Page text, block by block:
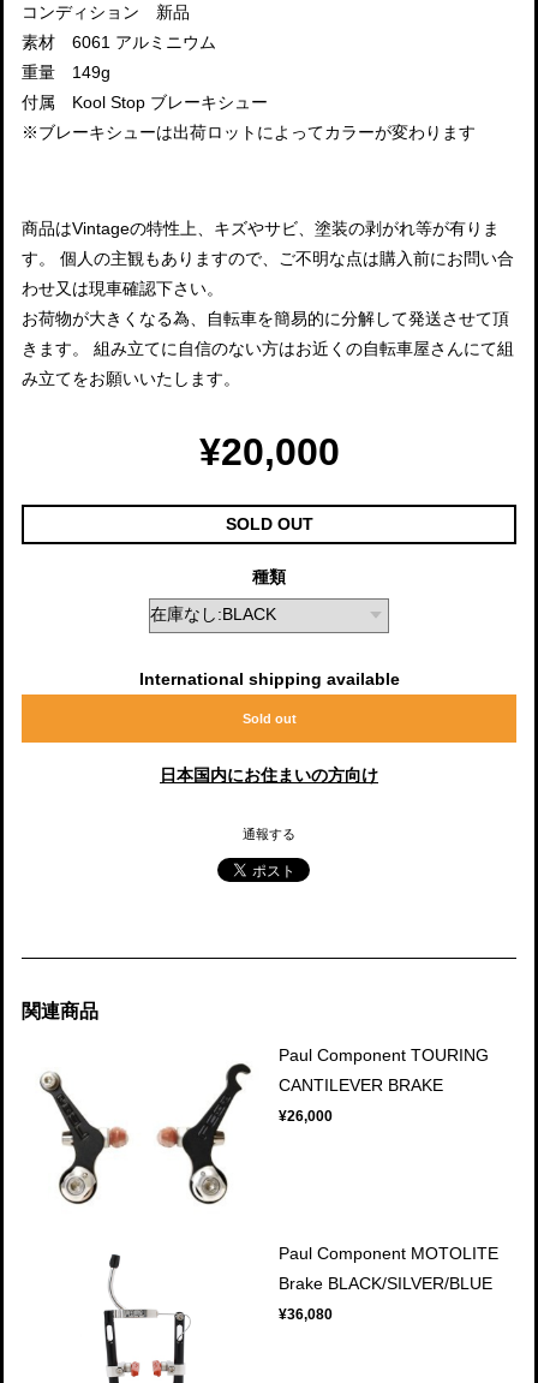
コンディション 新品
素材 6061 アルミニウム
重量 149g
付属 Kool Stop ブレーキシュー
※ブレーキシューは出荷ロットによってカラーが変わります
商品はVintageの特性上、キズやサビ、塗装の剥がれ等が有りま
す。 個人の主観もありますので、ご不明な点は購入前にお問い合
わせ又は現車確認下さい。
お荷物が大きくなる為、自転車を簡易的に分解して発送させて頂
きます。 組み立てに自信のない方はお近くの自転車屋さんにて組
み立てをお願いいたします。
¥20,000
SOLD OUT
種類
International shipping available
Sold out
日本国内にお住まいの方向け
通報する
関連商品
Paul Component TOURING
CANTILEVER BRAKE
¥26,000
Paul Component MOTOLITE
Brake BLACK/SILVER/BLUE
¥36,080